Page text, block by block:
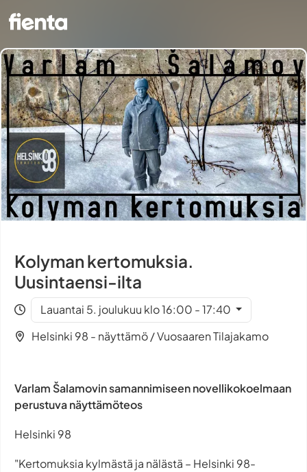
Kolyman kertomuksia.
Uusintaensi-ilta
Lauantai 5. joulukuu klo 16:00 - 17:40
Helsinki 98 - näyttämö / Vuosaaren Tilajakamo
Varlam Šalamovin samannimiseen novellikokoelmaan
perustuva näyttämöteos
Helsinki 98
"Kertomuksia kylmästä ja nälästä – Helsinki 98-